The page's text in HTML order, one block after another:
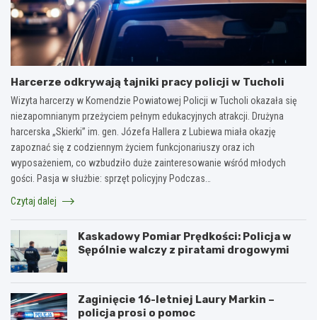
Harcerze odkrywają tajniki pracy policji w Tucholi
Wizyta harcerzy w Komendzie Powiatowej Policji w Tucholi okazała się
niezapomnianym przeżyciem pełnym edukacyjnych atrakcji. Drużyna
harcerska „Skierki” im. gen. Józefa Hallera z Lubiewa miała okazję
zapoznać się z codziennym życiem funkcjonariuszy oraz ich
wyposażeniem, co wzbudziło duże zainteresowanie wśród młodych
gości. Pasja w służbie: sprzęt policyjny Podczas…
Czytaj dalej
Kaskadowy Pomiar Prędkości: Policja w
Sępólnie walczy z piratami drogowymi
Zaginięcie 16-letniej Laury Markin –
policja prosi o pomoc